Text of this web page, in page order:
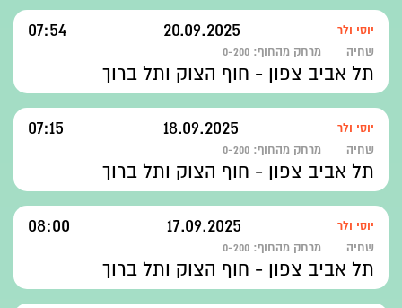
יוסי ולר 20.09.2025
07:54
שחיה מרחק מהחוף: 0-200
תל אביב צפון - חוף הצוק ותל ברוך
יוסי ולר 18.09.2025
07:15
שחיה מרחק מהחוף: 0-200
תל אביב צפון - חוף הצוק ותל ברוך
יוסי ולר 17.09.2025
08:00
שחיה מרחק מהחוף: 0-200
תל אביב צפון - חוף הצוק ותל ברוך